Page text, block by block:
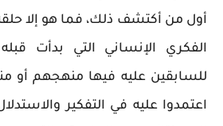
أول من أكتشف ذلك، فما هو إلا
الفكري الإنساني التي بدأت
للسابقين عليه فيها منهجهم أو
اعتمدوا عليه في التفكير